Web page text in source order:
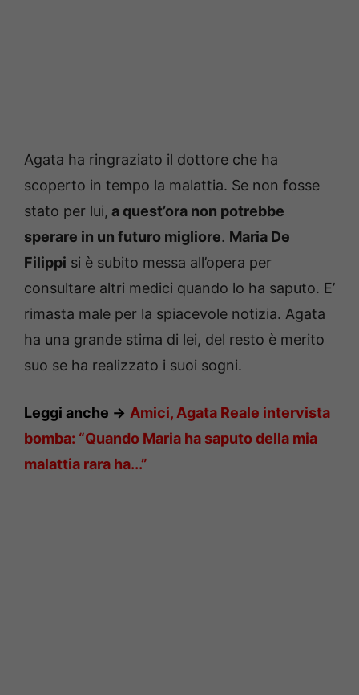
Agata ha ringraziato il dottore che ha
scoperto in tempo la malattia. Se non fosse
stato per lui, a quest’ora non potrebbe
sperare in un futuro migliore. Maria De
Filippi si è subito messa all’opera per
consultare altri medici quando lo ha saputo. E’
rimasta male per la spiacevole notizia. Agata
ha una grande stima di lei, del resto è merito
suo se ha realizzato i suoi sogni.
Leggi anche -> Amici, Agata Reale intervista
bomba: “Quando Maria ha saputo della mia
malattia rara ha...”